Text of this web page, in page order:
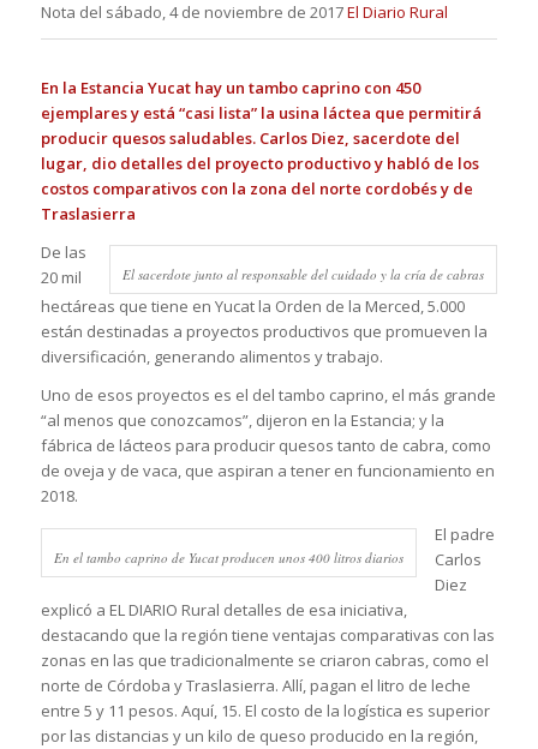
Nota del sábado, 4 de noviembre de 2017El Diario Rural
En la Estancia Yucat hay un tambo caprino con 450
ejemplares y está “casi lista” la usina láctea que permitirá
producir quesos saludables. Carlos Diez, sacerdote del
lugar, dio detalles del proyecto productivo y habló de los
costos comparativos con la zona del norte cordobés y de
Traslasierra
El sacerdote junto al responsable del cuidado y la cría de cabras
De las
20 mil
hectáreas que tiene en Yucat la Orden de la Merced, 5.000
están destinadas a proyectos productivos que promueven la
diversificación, generando alimentos y trabajo.
Uno de esos proyectos es el del tambo caprino, el más grande
“al menos que conozcamos”, dijeron en la Estancia; y la
fábrica de lácteos para producir quesos tanto de cabra, como
de oveja y de vaca, que aspiran a tener en funcionamiento en
2018.
En el tambo caprino de Yucat producen unos 400 litros diarios
El padre
Carlos
Diez
explicó a EL DIARIO Rural detalles de esa iniciativa,
destacando que la región tiene ventajas comparativas con las
zonas en las que tradicionalmente se criaron cabras, como el
norte de Córdoba y Traslasierra. Allí, pagan el litro de leche
entre 5 y 11 pesos. Aquí, 15. El costo de la logística es superior
por las distancias y un kilo de queso producido en la región,